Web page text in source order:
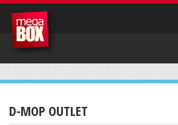
D-MOP OUTLET